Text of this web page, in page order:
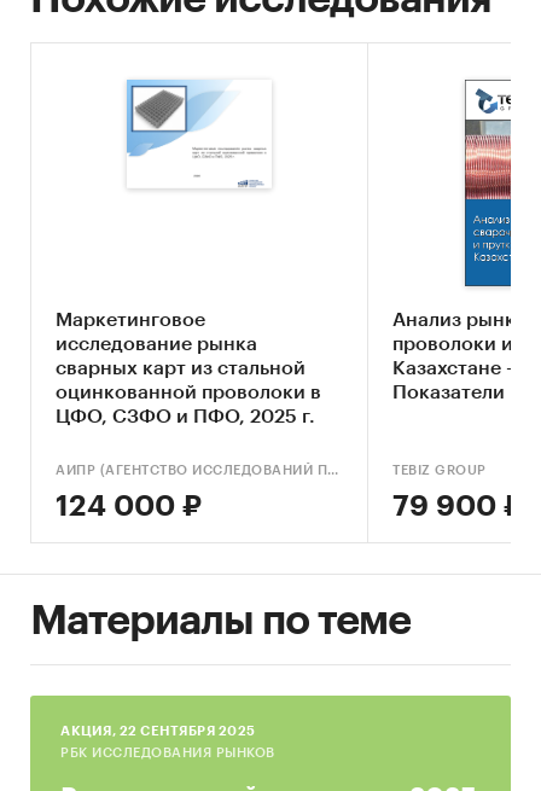
Оценка объема рынка стальной проволоки
стальной проволоки
Описание основных конкурентов
Оценка текущих тенденций и перспектив
Определение стадии жизненного цикла
рынка
Оценка угроз со стороны основных товаров-
Составление прогноза развития рынка до
2030 г.
Обзор рынка стальной проволоки в Москве
и Московской области
Конкурентный анализ на рынке стальной
проволоки в Москве и Московской области
Анализ производства стальной проволоки
Анализ потребления стальной проволоки
Маркетинговое
исследование рынка
сварных карт из стальной
оцинкованной проволоки в
ЦФО, СЗФО и ПФО, 2025 г.
АИПР (АГЕНТСТВО ИССЛЕДОВАНИЙ ПРОМЫШЛЕННЫХ И ПОТРЕБИТЕЛЬСКИХ РЫНКОВ)
124 000 ₽
Анализ рынка
проволоки и
Казахстане -
Показатели и
TEBIZ GROUP
79 900 ₽
Материалы по теме
AКЦИЯ, 22 СЕНТЯБРЯ 2025
РБК ИССЛЕДОВАНИЯ РЫНКОВ